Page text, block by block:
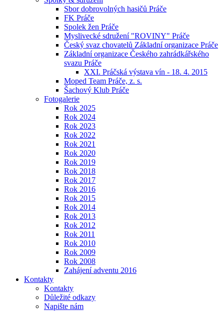
Sbor dobrovolných hasičů Práče
FK Práče
Spolek žen Práče
Myslivecké sdružení "ROVINY" Práče
Český svaz chovatelů Základní organizace Práče
Základní organizace Českého zahrádkářského
svazu Práče
XXI. Práčská výstava vín - 18. 4. 2015
Moped Team Práče, z. s.
Šachový Klub Práče
Fotogalerie
Rok 2025
Rok 2024
Rok 2023
Rok 2022
Rok 2021
Rok 2020
Rok 2019
Rok 2018
Rok 2017
Rok 2016
Rok 2015
Rok 2014
Rok 2013
Rok 2012
Rok 2011
Rok 2010
Rok 2009
Rok 2008
Zahájení adventu 2016
Kontakty
Kontakty
Důležité odkazy
Napište nám